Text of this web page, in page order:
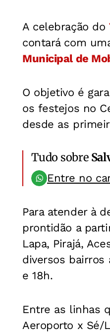
A celebração do
contará com
Municipal de
O objetivo é
os festejos no
desde as
Tudo sobre
Entre no
Para atender à
prontidão a
Lapa, Pirajá,
diversos bairros
e 18h.
Entre as linhas
Aeroporto x Sé/